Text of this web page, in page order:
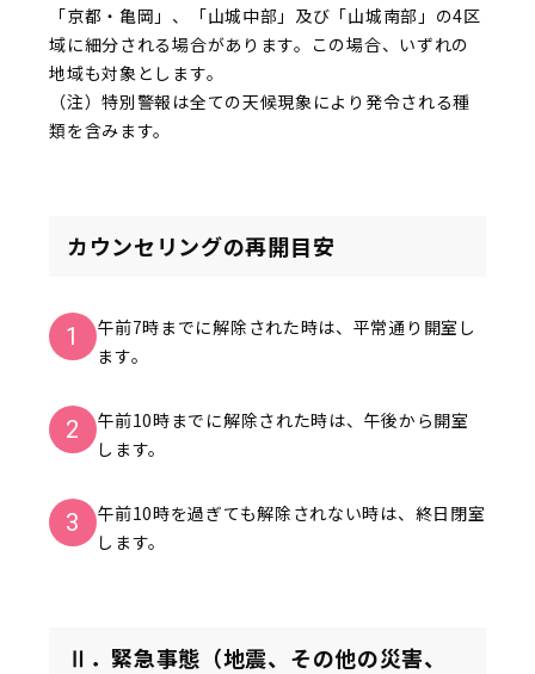
「京都・亀岡」、「山城中部」及び「山城南部」の4区
域に細分される場合があります。この場合、いずれの
地域も対象とします。
（注）特別警報は全ての天候現象により発令される種
類を含みます。
カウンセリングの再開目安
1
午前7時までに解除された時は、平常通り開室し
ます。
2
午前10時までに解除された時は、午後から開室
します。
3
午前10時を過ぎても解除されない時は、終日閉室
します。
Ⅱ．緊急事態（地震、その他の災害、